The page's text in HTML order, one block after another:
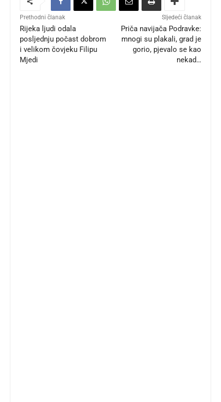
Prethodni članak
Rijeka ljudi odala
posljednju počast dobrom
i velikom čovjeku Filipu
Mjedi
Sljedeći članak
Priča navijača Podravke:
mnogi su plakali, grad je
gorio, pjevalo se kao
nekad…